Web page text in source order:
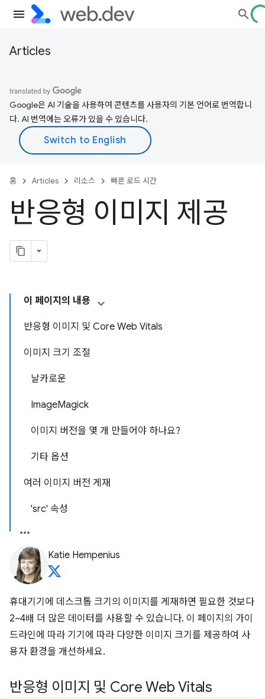
Articles
Google은 AI 기술을 사용하여 콘텐츠를 사용자의 기본 언어로 번역합니
다. AI 번역에는 오류가 있을 수 있습니다.
홈 Articles 리소스 빠른 로드 시간
반응형 이미지 제공
이 페이지의 내용
반응형 이미지 및 Core Web Vitals
이미지 크기 조절
날카로운
ImageMagick
이미지 버전을 몇 개 만들어야 하나요?
기타 옵션
여러 이미지 버전 게재
'src' 속성
Katie Hempenius
휴대기기에 데스크톱 크기의 이미지를 게재하면 필요한 것보다
2~4배 더 많은 데이터를 사용할 수 있습니다. 이 페이지의 가이
드라인에 따라 기기에 따라 다양한 이미지 크기를 제공하여 사
용자 환경을 개선하세요.
반응형 이미지 및 Core Web Vitals